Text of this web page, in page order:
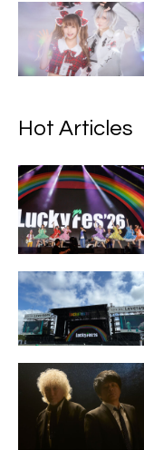
Hot Articles